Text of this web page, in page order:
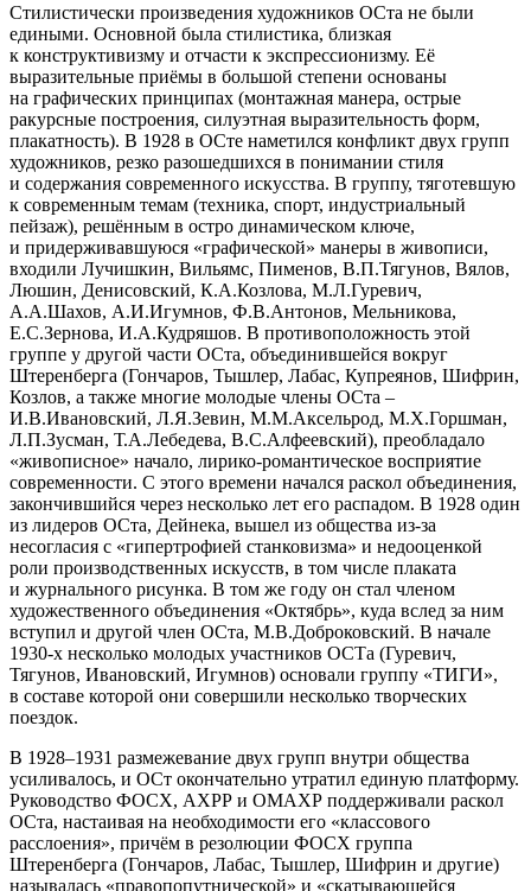
Стилистически произведения художников ОСта не были
едиными. Основной была стилистика, близкая
к конструктивизму и отчасти к экспрессионизму. Её
выразительные приёмы в большой степени основаны
на графических принципах (монтажная манера, острые
ракурсные построения, силуэтная выразительность форм,
плакатность). В 1928 в ОСте наметился конфликт двух групп
художников, резко разошедшихся в понимании стиля
и содержания современного искусства. В группу, тяготевшую
к современным темам (техника, спорт, индустриальный
пейзаж), решённым в остро динамическом ключе,
и придерживавшуюся «графической» манеры в живописи,
входили Лучишкин, Вильямс, Пименов, В.П.Тягунов, Вялов,
Люшин, Денисовский, К.А.Козлова, М.Л.Гуревич,
А.А.Шахов, А.И.Игумнов, Ф.В.Антонов, Мельникова,
Е.С.Зернова, И.А.Кудряшов. В противоположность этой
группе у другой части ОСта, объединившейся вокруг
Штеренберга (Гончаров, Тышлер, Лабас, Купреянов, Шифрин,
Козлов, а также многие молодые члены ОСта –
И.В.Ивановский, Л.Я.Зевин, М.М.Аксельрод, М.Х.Горшман,
Л.П.Зусман, Т.А.Лебедева, В.С.Алфеевский), преобладало
«живописное» начало, лирико-романтическое восприятие
современности. С этого времени начался раскол объединения,
закончившийся через несколько лет его распадом. В 1928 один
из лидеров ОСта, Дейнека, вышел из общества из-за
несогласия с «гипертрофией станковизма» и недооценкой
роли производственных искусств, в том числе плаката
и журнального рисунка. В том же году он стал членом
художественного объединения «Октябрь», куда вслед за ним
вступил и другой член ОСта, М.В.Доброковский. В начале
1930-х несколько молодых участников ОСТа (Гуревич,
Тягунов, Ивановский, Игумнов) основали группу «ТИГИ»,
в составе которой они совершили несколько творческих
поездок.
В 1928–1931 размежевание двух групп внутри общества
усиливалось, и ОСт окончательно утратил единую платформу.
Руководство ФОСХ, АХРР и ОМАХР поддерживали раскол
ОСта, настаивая на необходимости его «классового
расслоения», причём в резолюции ФОСХ группа
Штеренберга (Гончаров, Лабас, Тышлер, Шифрин и другие)
называлась «правопопутнической» и «скатывающейся